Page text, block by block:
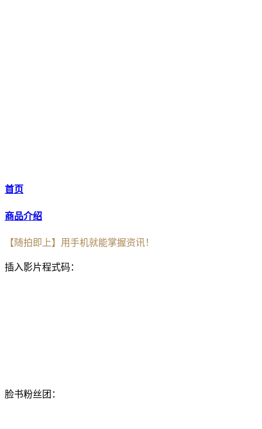
首页
商品介绍
【随拍即上】用手机就能掌握资讯！
插入影片程式码：
脸书粉丝团：